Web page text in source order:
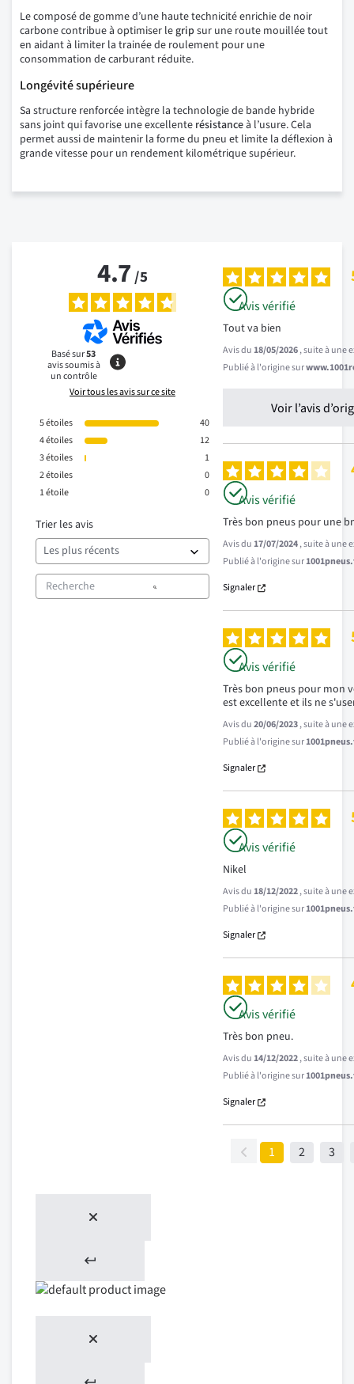
Le composé de gomme d’une haute technicité enrichie de noir
carbone contribue à optimiser legripsur une route mouillée tout
en aidant à limiter la trainée de roulement pour une
consommation de carburant réduite.
Longévité supérieure
Sa structure renforcée intègre la technologie de bande hybride
sans joint qui favorise une excellente résistanceà l’usure. Cela
permet aussi de maintenir la forme du pneu et limite la déflexion à
grande vitesse pour un rendement kilométrique supérieur.
4.7/5
Basé sur53
avis soumis à
un contrôle
Voir tous les avis sur ce site
5étoiles
40
4étoiles
12
3étoiles
1
2étoiles
0
1étoile 0
Trier les avis
Avis vérifié
Tout va bien
Avis du18/05/2026, suite à une
Publié à l'origine sur
Voir l’avis
Avis vérifié
Très bon pneus pour une
Avis du17/07/2024, suite à une
Publié à l'origine sur
Signaler
Avis vérifié
Très bon pneus pour mon
est excellente et ils ne
Avis du20/06/2023, suite à une
Publié à l'origine sur
Signaler
Avis vérifié
Nikel
Avis du18/12/2022, suite à une
Publié à l'origine sur
Signaler
Avis vérifié
Très bon pneu.
Avis du14/12/2022, suite à une
Publié à l'origine sur
Signaler
1 2 3